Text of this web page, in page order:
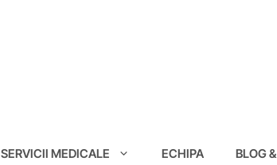
SERVICII MEDICALE ECHIPA BLOG